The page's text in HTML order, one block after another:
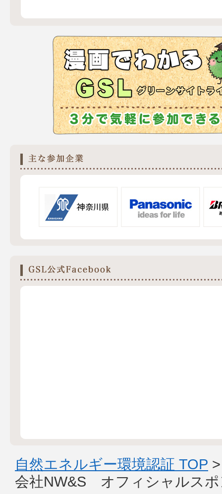
自然エネルギー環境認証 TOP
会社NW&S オフィシャルスポ